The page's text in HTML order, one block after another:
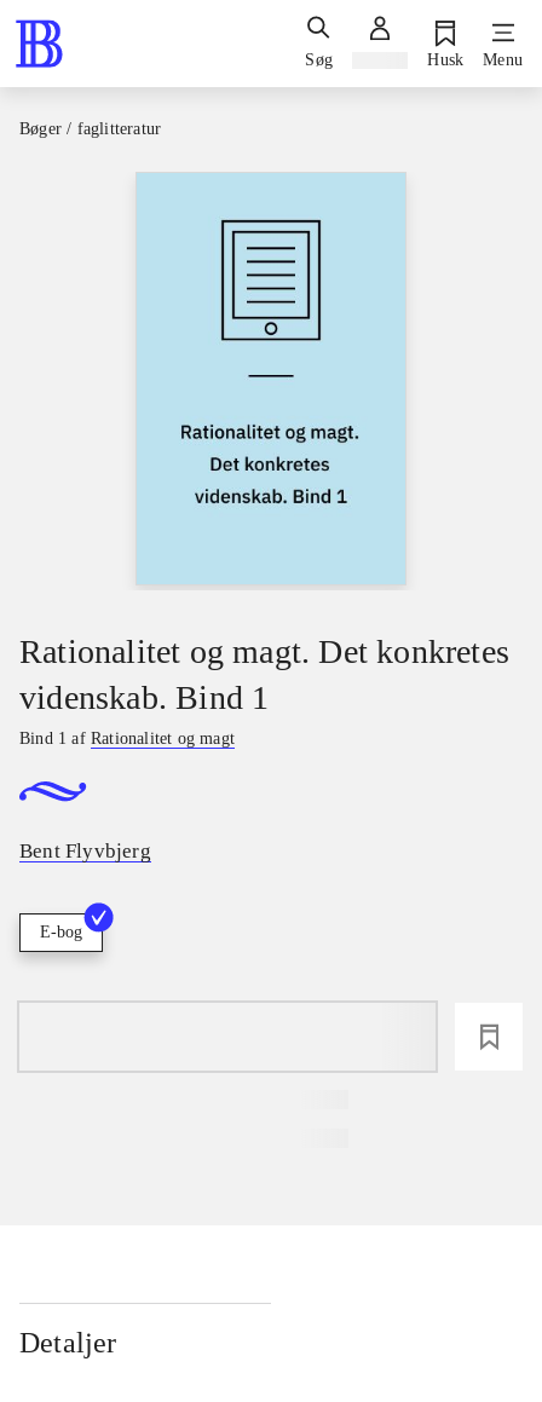
Søg Husk Menu
Bøger / faglitteratur
Rationalitet og magt. Det konkretes
videnskab. Bind 1
Bind 1 afRationalitet og magt
Bent Flyvbjerg
E-bog
Detaljer